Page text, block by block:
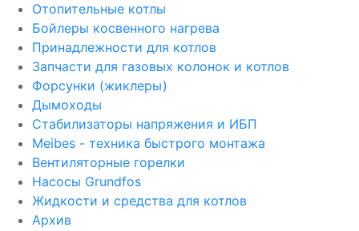
Отопительные котлы
Бойлеры косвенного нагрева
Принадлежности для котлов
Запчасти для газовых колонок и котлов
Форсунки (жиклеры)
Дымоходы
Стабилизаторы напряжения и ИБП
Meibes - техника быстрого монтажа
Вентиляторные горелки
Насосы Grundfos
Жидкости и средства для котлов
Архив